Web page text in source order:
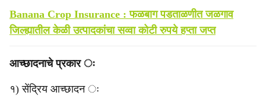
Banana Crop Insurance : फळबाग पडताळणीत जळगाव
जिल्ह्यातील केळी उत्पादकांचा सव्वा कोटी रुपये हप्ता जप्त
आच्छादनाचे प्रकार ः
१) सेंद्रिय आच्छादन ः